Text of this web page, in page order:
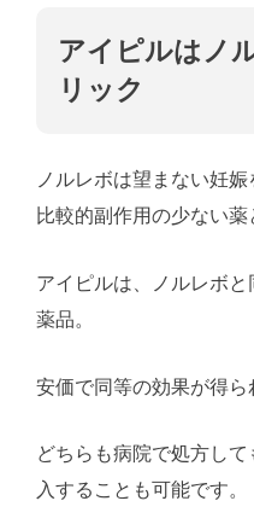
アイピルはノ
リック
ノルレボは望まない妊娠
比較的副作用の少ない薬
アイピルは、ノルレボ
薬品。
安価で同等の効果が得ら
どちらも病院で処方し
入することも可能です。